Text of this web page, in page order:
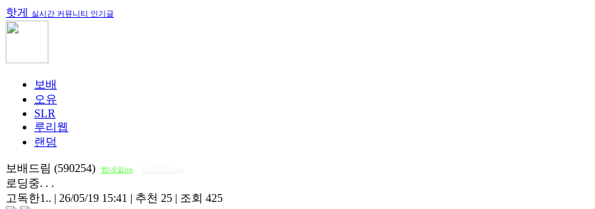
핫게 실시간 커뮤니티 인기글
보배
오유
SLR
루리웹
랜덤
보배드림 (590254) 썸네일on
로딩중. . .
고독한1.. | 26/05/19 15:41 | 추천 25 | 조회 425